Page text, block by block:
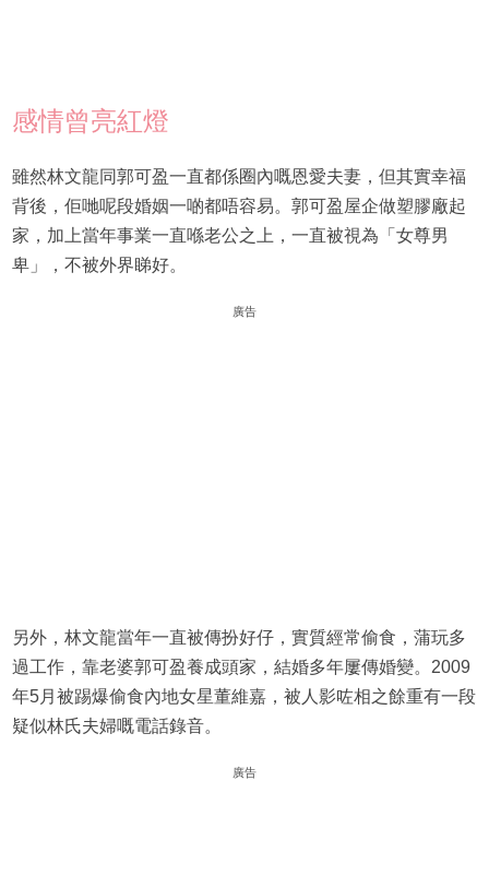
感情曾亮紅燈
雖然林文龍同郭可盈一直都係圈內嘅恩愛夫妻，但其實幸福
背後，佢哋呢段婚姻一啲都唔容易。郭可盈屋企做塑膠廠起
家，加上當年事業一直喺老公之上，一直被視為「女尊男
卑」，不被外界睇好。
廣告
另外，林文龍當年一直被傳扮好仔，實質經常偷食，蒲玩多
過工作，靠老婆郭可盈養成頭家，結婚多年屢傳婚變。2009
年5月被踢爆偷食內地女星董維嘉，被人影咗相之餘重有一段
疑似林氏夫婦嘅電話錄音。
廣告